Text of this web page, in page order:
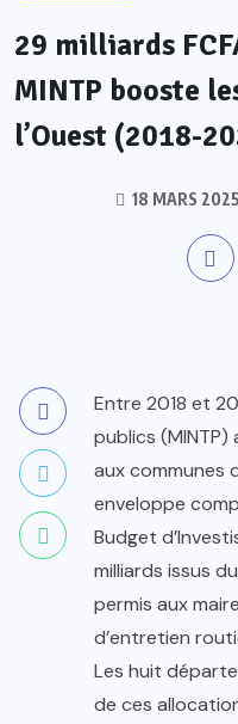
29 milliards
MINTP booste
l’Ouest (2018-
18 MARS 2025
Entre 2018 et
publics (MINTP)
aux communes
enveloppe
Budget
milliards issus
permis aux
d’entretien
Les huit
de ces